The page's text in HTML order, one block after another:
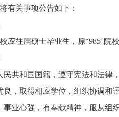
有关事项公告如下：
应往届硕士毕业生，原“985”院
民共和国国籍，遵守宪法和法律
良，取得相应学位，组织协调和
事业心强，有奉献精神，服从组织